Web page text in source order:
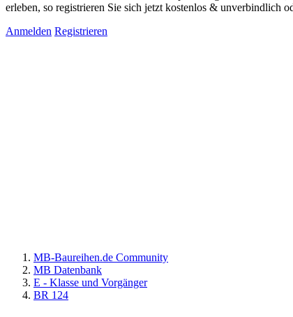
erleben, so registrieren Sie sich jetzt kostenlos & unverbindlich
Anmelden Registrieren
MB-Baureihen.de Community
MB Datenbank
E - Klasse und Vorgänger
BR 124